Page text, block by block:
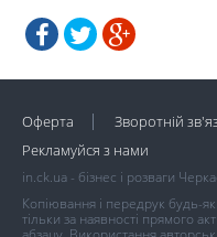
Оферта Зворотній
Рекламуйся з нами
in.ck.ua - бізнес і розваги
Копіювання і передрук будь-
тільки за наявності прямого